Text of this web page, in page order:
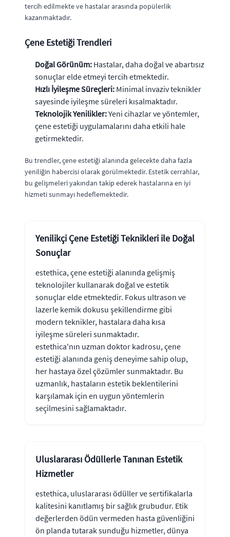
tercih edilmekte ve hastalar arasında popülerlik
kazanmaktadır.
Çene Estetiği Trendleri
Doğal Görünüm: Hastalar, daha doğal ve abartısız
sonuçlar elde etmeyi tercih etmektedir.
Hızlı İyileşme Süreçleri: Minimal invaziv teknikler
sayesinde iyileşme süreleri kısalmaktadır.
Teknolojik Yenilikler:Yeni cihazlar ve yöntemler,
çene estetiği uygulamalarını daha etkili hale
getirmektedir.
Bu trendler, çene estetiği alanında gelecekte daha fazla
yeniliğin habercisi olarak görülmektedir. Estetik cerrahlar,
bu gelişmeleri yakından takip ederek hastalarına en iyi
hizmeti sunmayı hedeflemektedir.
Yenilikçi Çene Estetiği Teknikleri ile Doğal
Sonuçlar
estethica, çene estetiği alanında gelişmiş
teknolojiler kullanarak doğal ve estetik
sonuçlar elde etmektedir. Fokus ultrason ve
lazerle kemik dokusu şekillendirme gibi
modern teknikler, hastalara daha kısa
iyileşme süreleri sunmaktadır.
estethica'nın uzman doktor kadrosu, çene
estetiği alanında geniş deneyime sahip olup,
her hastaya özel çözümler sunmaktadır. Bu
uzmanlık, hastaların estetik beklentilerini
karşılamak için en uygun yöntemlerin
seçilmesini sağlamaktadır.
Uluslararası Ödüllerle Tanınan Estetik
Hizmetler
estethica, uluslararası ödüller ve sertifikalarla
kalitesini kanıtlamış bir sağlık grubudur. Etik
değerlerden ödün vermeden hasta güvenliğini
ön planda tutarak sunduğu hizmetler, dünya